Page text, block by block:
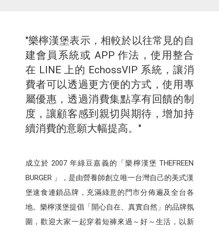
"樂檸漢堡表示，相較於以往常見的自
建會員系統或 APP 作法，使用整合
在 LINE 上的 EchossVIP 系統，讓消
費者可以透過更方便的方式，使用專
屬優惠，透過消費集點享有回饋的制
度，讓顧客感到親切與期待，增加持
續消費的意願大幅提高。"
成立於 2007 年綠豆嘉義的「樂檸漢堡 THEFREEN
BURGER 」，是由營養師創立唯一台灣自己的美式漢
堡速食連鎖品牌，充滿綠意的門市分佈遍及全台各
地。樂檸漢堡提倡「開心自在、真實自然」的品牌氛
圍，歡迎大家一起穿着短褲來過～好～生活，以新